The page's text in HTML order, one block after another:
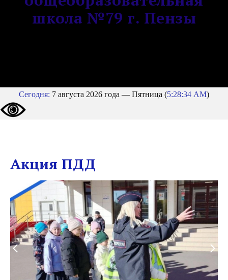
школа №79 г. Пензы
Сегодня: 7 августа 2026 года — Пятница (5:28:34 AM)
Акция ПДД